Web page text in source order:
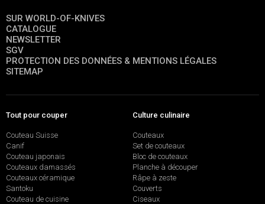
SUR WORLD-OF-KNIVES
CATALOGUE
NEWSLETTER
SGV
PROTECTION DES DONNÉES & MENTIONS LÉGALES
SITEMAP
Tout pour couper
Couteau Suisse
Canif
Couteau japonais
Couteaux damassés
Couteaux céramique
Santoku
Couteau de cuisine
Culture culinaire
Couteaux
Set de couteaux
Bloc de couteaux
Planche à découper
Râpe à zeste
Couverts
Ciseaux